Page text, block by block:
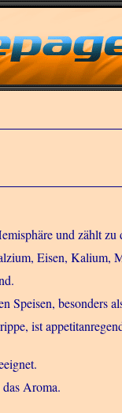
und zählt
Eisen, Kalium,
Speisen, besonders
ist
Aroma.